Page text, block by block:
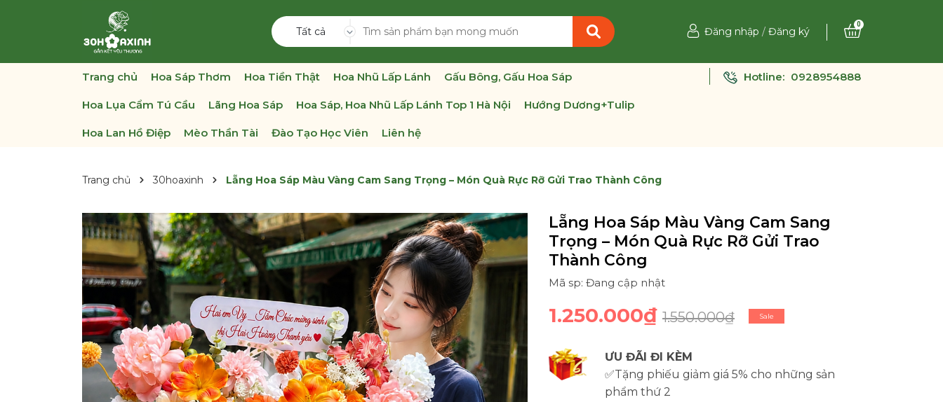
Tất cả Đăng nhập / Đăng ký
0
Trang chủ Hoa Sáp Thơm Hoa Tiền Thật Hoa Nhũ Lấp Lánh Gấu Bông, Gấu Hoa Sáp
Hoa Lụa Cẩm Tú Cầu Lãng Hoa Sáp Hoa Sáp, Hoa Nhũ Lấp Lánh Top 1 Hà Nội Hướng Dương+Tulip
Hoa Lan Hồ Điệp Mèo Thần Tài Đào Tạo Học Viên Liên hệ
Hotline: 0928954888
Trang chủ 30hoaxinh Lẵng Hoa Sáp Màu Vàng Cam Sang Trọng – Món Quà Rực Rỡ Gửi Trao Thành Công
Lẵng Hoa Sáp Màu Vàng Cam Sang
Trọng – Món Quà Rực Rỡ Gửi Trao
Thành Công
Mã sp: Đang cập nhật
1.250.000₫ 1.550.000₫ Sale
ƯU ĐÃI ĐI KÈM
✅Tặng phiếu giảm giá 5% cho những sản
phẩm thứ 2